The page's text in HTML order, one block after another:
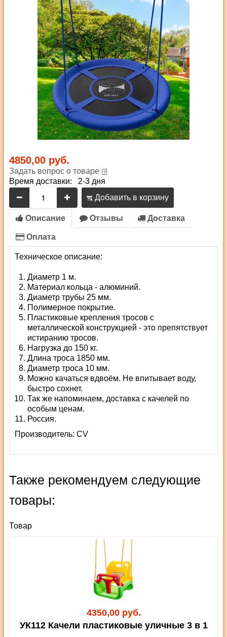
4850,00 руб.
Задать вопрос о товаре
Время доставки: 2-3 дня
Добавить в корзину
Описание Отзывы Доставка
Оплата
Техническое описание:
Диаметр 1 м.
Материал кольца - алюминий.
Диаметр трубы 25 мм.
Полимерное покрытие.
Пластиковые крепления тросов с
металлической конструкцией - это препятствует
истиранию тросов.
Нагрузка до 150 кг.
Длина троса 1850 мм.
Диаметр троса 10 мм.
Можно качаться вдвоём. Не впитывает воду,
быстро сохнет.
Так же напоминаем, доставка с качелей по
особым ценам.
Россия.
Производитель: СV
Также рекомендуем следующие
товары:
Товар
4350,00 руб.
УК112 Качели пластиковые уличные 3 в 1